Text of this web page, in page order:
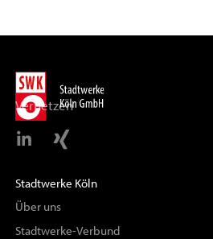
Vernetzen
Stadtwerke Köln
Über uns
Stadtwerke-Verbund